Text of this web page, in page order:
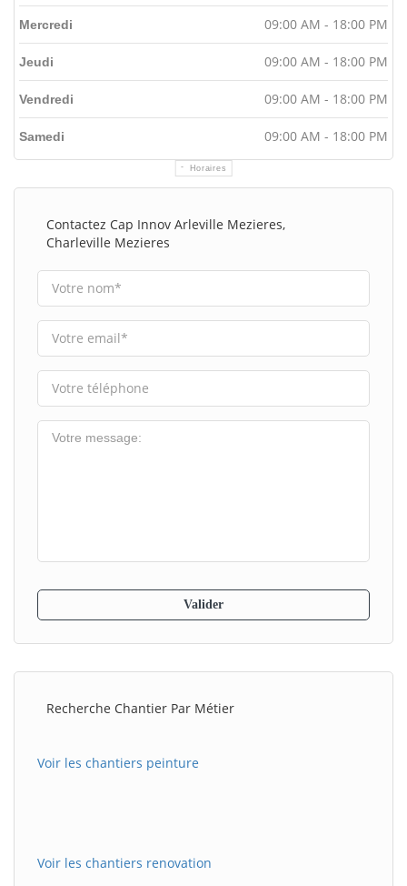
Horaires
Mercredi 09:00 AM - 18:00 PM
Jeudi 09:00 AM - 18:00 PM
Vendredi 09:00 AM - 18:00 PM
Samedi 09:00 AM - 18:00 PM
Contactez Cap Innov Arleville Mezieres,
Charleville Mezieres
Recherche Chantier Par Métier
Voir les chantiers peinture
Voir les chantiers renovation